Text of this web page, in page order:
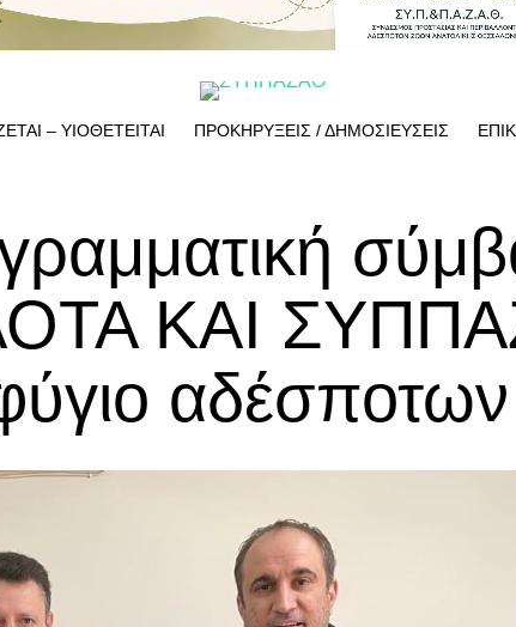
– ΥΙΟΘΕΤΕΙΤΑΙ ΠΡΟΚΗΡΥΞΕΙΣ / ΔΗΜΟΣΙΕΥΣΕΙΣ
ΚΑΙ